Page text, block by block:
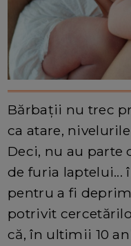
Bărbații nu trec
ca atare,
Deci, nu au parte
de furia laptelui...
pentru a fi
potrivit
că, în ultimii 10